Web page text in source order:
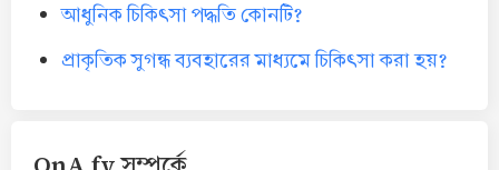
আধুনিক চিকিৎসা পদ্ধতি কোনটি?
প্রাকৃতিক সুগন্ধ ব্যবহারের মাধ্যমে চিকিৎসা করা হয়?